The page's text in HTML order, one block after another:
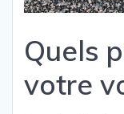
Quels
votre